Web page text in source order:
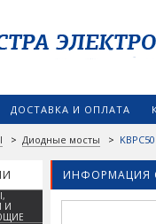
ДОСТАВКА И ОПЛАТА
> Диодные мосты >
ИНФОРМАЦИЯ
И